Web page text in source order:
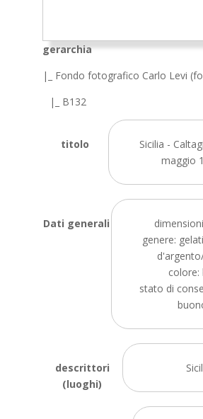
gerarchia
|_ Fondo fotografico Carlo Levi
|_ B132
titolo
Sicilia -
maggio
Dati generali
genere:
colore:
stato di
descrittori
(luoghi)